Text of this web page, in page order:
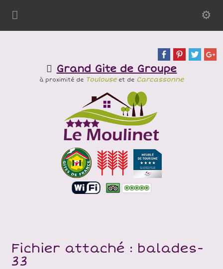
Grand Gite de Groupe
à proximité de Toulouseet de Carcassonne
Fichier attaché : balades-
33